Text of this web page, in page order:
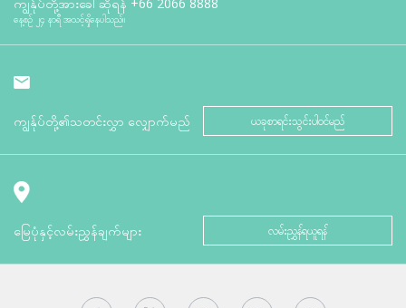
နေ့စဉ် ၂၄ နာရီ အသင့်ရှိနေပါသည်။
ကျွန်ုပ်တို့၏သတင်းလွှာ လျှောက်မည် ယခုစာရင်းသွင်းပါဝင်မည်
မြေပုံနှင့်လမ်းညွှန်ချက်များ လမ်းညွှန်ရယူရန်